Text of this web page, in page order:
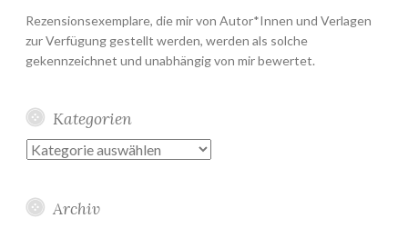
Rezensionsexemplare, die mir von Autor*Innen und Verlagen
zur Verfügung gestellt werden, werden als solche
gekennzeichnet und unabhängig von mir bewertet.
Kategorien
Kategorien
Archiv